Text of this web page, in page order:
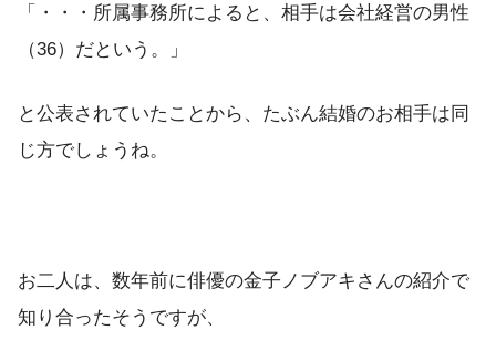
「・・・所属事務所によると、相手は会社経営の男性
（36）だという。」
と公表されていたことから、たぶん結婚のお相手は同
じ方でしょうね。
お二人は、数年前に俳優の金子ノブアキさんの紹介で
知り合ったそうですが、